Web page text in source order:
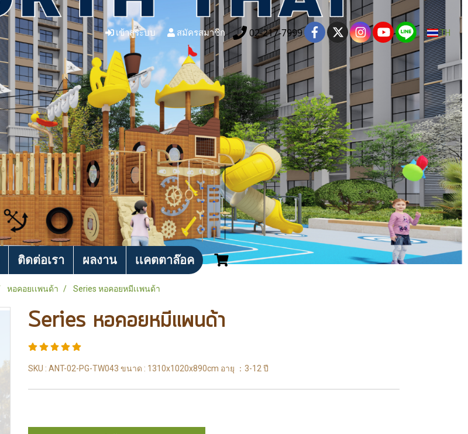
เข้าสู่ระบบ สมัครสมาชิก 02-217-7999 TH
ติดต่อเรา ผลงาน เเคตตาล๊อค
หอคอยเเพนด้า Series หอคอยหมีเเพนด้า
Series หอคอยหมีเเพนด้า
SKU : ANT-02-PG-TW043 ขนาด : 1310x1020x890cm อายุ ：3-12 ปี